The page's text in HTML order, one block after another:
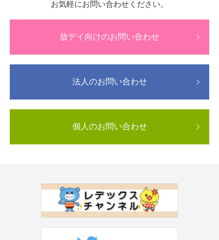
お気軽にお問い合わせください。
放デイ向けのお問い合わせ
法人のお問い合わせ
個人のお問い合わせ